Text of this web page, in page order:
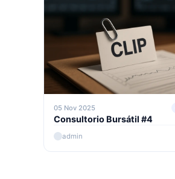
05 Nov 2025
Consultorio Bursátil #4
admin